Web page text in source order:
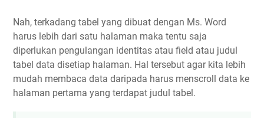
Nah, terkadang tabel yang dibuat dengan Ms. Word
harus lebih dari satu halaman maka tentu saja
diperlukan pengulangan identitas atau field atau judul
tabel data disetiap halaman. Hal tersebut agar kita lebih
mudah membaca data daripada harus menscroll data ke
halaman pertama yang terdapat judul tabel.